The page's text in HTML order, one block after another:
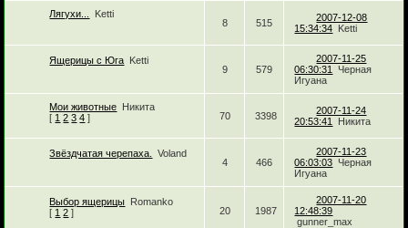
Лягухи...
Ketti
8
515
2007-12-08
15:34:34 Ketti
Ящерицы с Юга Ketti
9
579
2007-11-25
06:30:31
Черная
Игуана
Мои животные Никита
[ 1 2 3 4 ] 70 3398
2007-11-24
20:53:41
Никита
Звёздчатая черепаха.
Voland
4
466
2007-11-23
06:03:03 Черная
Игуана
Выбор ящерицы Romanko
[ 1 2 ] 20 1987
2007-11-20
12:48:39
gunner_max